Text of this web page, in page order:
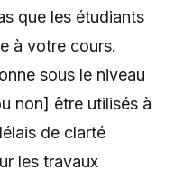
que les étudiants
à votre cours.
sous le niveau
non] être utilisés à
de clarté
les travaux